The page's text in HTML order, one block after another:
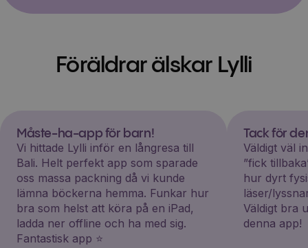
Föräldrar älskar Lylli
Måste-ha-app för barn!
Vi hittade Lylli inför en långresa till
Bali. Helt perfekt app som sparade
oss massa packning då vi kunde
lämna böckerna hemma. Funkar hur
bra som helst att köra på en iPad,
ladda ner offline och ha med sig.
Fantastisk app ⭐️
Tack för
Väldigt väl
”fick
hur dyrt
läser/
Väldigt bra
denna app!